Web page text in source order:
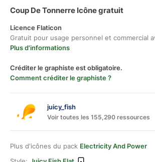
Coup De Tonnerre Icône gratuit
Licence Flaticon
Gratuit pour usage personnel et commercial
Plus d'informations
Créditer le graphiste est obligatoire.
Comment créditer le graphiste ?
juicy_fish
Voir toutes les 155,290 ressources
Plus d'icônes du pack Electricity And Power